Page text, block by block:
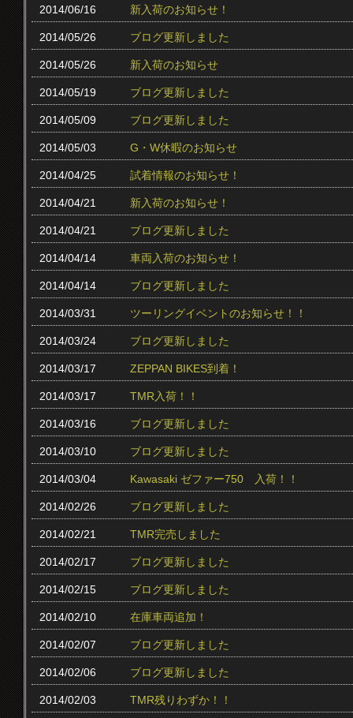
2014/06/16 新入荷のお知らせ！
2014/05/26 ブログ更新しました
2014/05/26 新入荷のお知らせ
2014/05/19 ブログ更新しました
2014/05/09 ブログ更新しました
2014/05/03 G・W休暇のお知らせ
2014/04/25 試着情報のお知らせ！
2014/04/21 新入荷のお知らせ！
2014/04/21 ブログ更新しました
2014/04/14 車両入荷のお知らせ！
2014/04/14 ブログ更新しました
2014/03/31 ツーリングイベントのお知らせ！！
2014/03/24 ブログ更新しました
2014/03/17 ZEPPAN BIKES到着！
2014/03/17 TMR入荷！！
2014/03/16 ブログ更新しました
2014/03/10 ブログ更新しました
2014/03/04 Kawasaki ゼファー750 入荷！！
2014/02/26 ブログ更新しました
2014/02/21 TMR完売しました
2014/02/17 ブログ更新しました
2014/02/15 ブログ更新しました
2014/02/10 在庫車両追加！
2014/02/07 ブログ更新しました
2014/02/06 ブログ更新しました
2014/02/03 TMR残りわずか！！